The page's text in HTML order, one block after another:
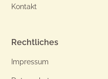
Kontakt
Rechtliches
Impressum